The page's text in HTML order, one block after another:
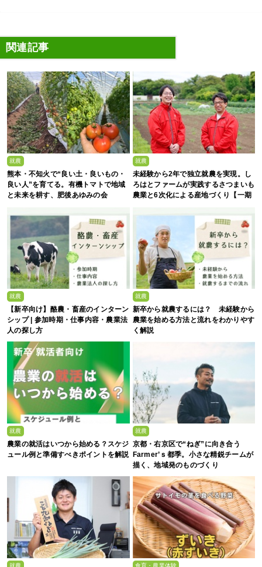
関連記事
就農
熊本・不知火で“良い土・良いもの・
良い人”を育てる。有機トマトで地域
と未来を耕す、肥後あゆみの会
就農
未経験から2年で独立就農を実現。し
ろはとファームが実践するさつまいも
農業と6次化による産地づくり【一期
就農
【新卒向け】酪農・畜産のインターン
シップ | 参加時期・仕事内容・農業法
人の探し方
就農
新卒から就農するには？ 未経験から
農業を始める方法と流れをわかりやす
く解説
就農
農業の就活はいつから始める？スケジ
ュール例と準備すべきポイントを解説
就農
京都・右京区で“ねぎ”に向き合う
Farmer’ｓ都季。小さな精鋭チームが
描く、地域発のものづくり
就農 食育・農業体験